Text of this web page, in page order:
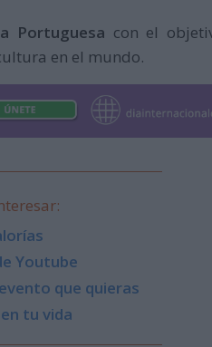
Portuguesa con el
en el mundo.
Youtube
que quieras
tu vida